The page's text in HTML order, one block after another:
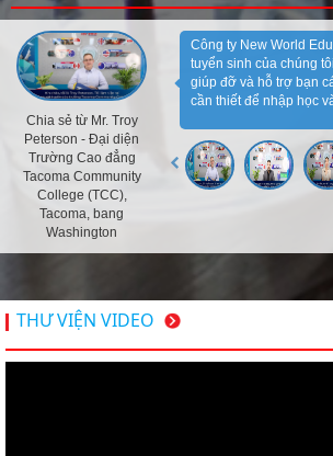
Chia sẻ từ Mr. Troy
Peterson - Đại diện
Trường Cao đẳng
Tacoma Community
College (TCC),
Tacoma, bang
Washington
Công ty New World
tuyển sinh của chúng
giúp đỡ và hỗ trợ bạn
cần thiết để nhập học
THƯ VIỆN VIDEO